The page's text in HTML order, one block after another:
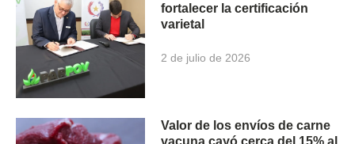
fortalecer la certificación
varietal
2 de julio de 2026
Valor de los envíos de carne
vacuna cayó cerca del 15% al